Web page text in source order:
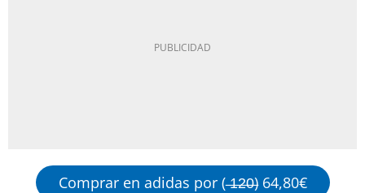
Comprar en adidas por ( ̶1̶2̶0̶) 64,80€